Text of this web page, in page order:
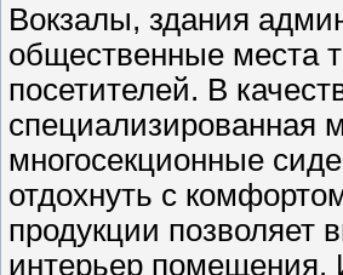
Вокзалы, здания
общественные места
посетителей. В
специализированная
многосекционные
отдохнуть с
продукции позволяет
интерьер помещения.